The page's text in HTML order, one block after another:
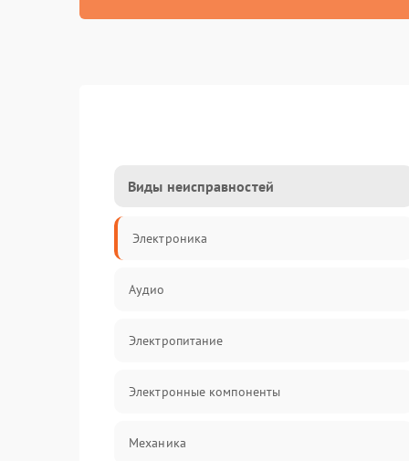
Виды неисправностей
Электроника
Аудио
Электропитание
Электронные компоненты
Механика